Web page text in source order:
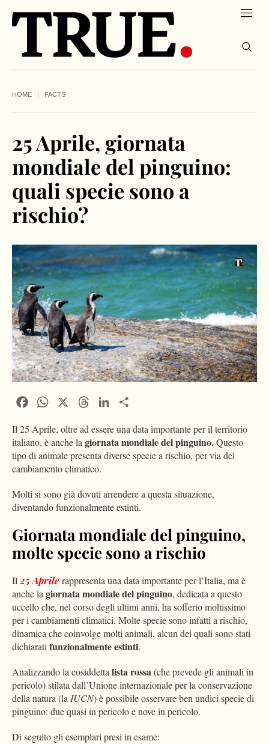
HOME FACTS
25 Aprile, giornata
mondiale del pinguino:
quali specie sono a
rischio?
FacebookWhatsApp ThreadsLinkedIn
Il 25 Aprile, oltre ad essere una data importante per il territorio
italiano, è anche lagiornata mondiale del pinguino.Questo
tipo di animale presenta diverse specie a rischio, per via del
cambiamento climatico.
Molti si sono già dovuti arrendere a questa situazione,
diventando funzionalmente estinti.
Giornata mondiale del pinguino,
molte specie sono a rischio
Il25 Aprilerappresenta una data importante per l’Italia, ma è
anche lagiornata mondiale del pinguino, dedicata a questo
uccello che, nel corso degli ultimi anni, ha sofferto moltissimo
per i cambiamenti climatici. Molte specie sono infatti a rischio,
dinamica che coinvolge molti animali, alcun dei quali sono stati
dichiaratifunzionalmente estinti.
Analizzando la cosiddettalista rossa(che prevede gli animali in
pericolo) stilata dall’Unione internazionale per la conservazione
della natura (laIUCN) è possibile osservare ben undici specie di
pinguino: due quasi in pericolo e nove in pericolo.
Di seguito gli esemplari presi in esame: